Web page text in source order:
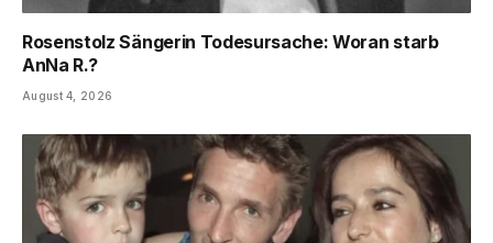
Rosenstolz Sängerin Todesursache: Woran starb
AnNa R.?
August 4, 2026